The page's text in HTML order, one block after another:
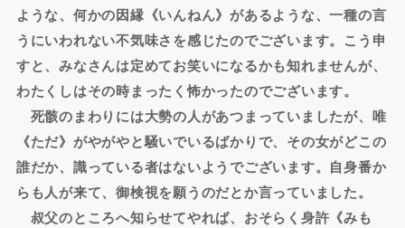
ような、何かの因縁《いんねん》があるような、一種の言
うにいわれない不気味さを感じたのでございます。こう申
すと、みなさんは定めてお笑いになるかも知れませんが、
わたくしはその時まったく怖かったのでございます。
死骸のまわりには大勢の人があつまっていましたが、唯
《ただ》がやがやと騒いでいるばかりで、その女がどこの
誰だか、識っている者はないようでございます。自身番か
らも人が来て、御検視を願うのだとか言っていました。
叔父のところへ知らせてやれば、おそらく身許《みも